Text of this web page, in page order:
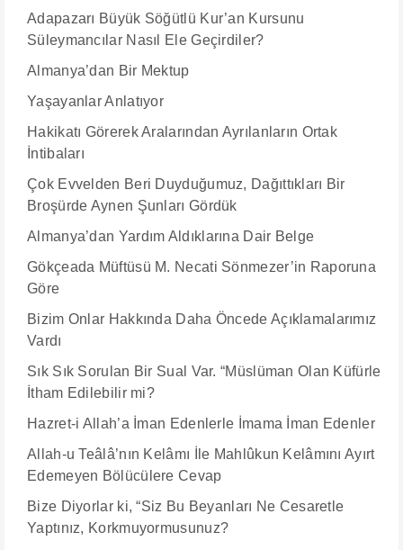
Adapazarı Büyük Söğütlü Kur’an Kursunu
Süleymancılar Nasıl Ele Geçirdiler?
Almanya’dan Bir Mektup
Yaşayanlar Anlatıyor
Hakikatı Görerek Aralarından Ayrılanların Ortak
İntibaları
Çok Evvelden Beri Duyduğumuz, Dağıttıkları Bir
Broşürde Aynen Şunları Gördük
Almanya’dan Yardım Aldıklarına Dair Belge
Gökçeada Müftüsü M. Necati Sönmezer’in Raporuna
Göre
Bizim Onlar Hakkında Daha Öncede Açıklamalarımız
Vardı
Sık Sık Sorulan Bir Sual Var. “Müslüman Olan Küfürle
İtham Edilebilir mi?
Hazret-i Allah’a İman Edenlerle İmama İman Edenler
Allah-u Teâlâ’nın Kelâmı İle Mahlûkun Kelâmını Ayırt
Edemeyen Bölücülere Cevap
Bize Diyorlar ki, “Siz Bu Beyanları Ne Cesaretle
Yaptınız, Korkmuyormusunuz?